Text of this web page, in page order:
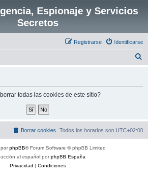
Espionaje y Servicios
Secretos
Identificarse
Registrarse
todas las cookies de este sitio?
Todos los horarios son UTC+02:00
Borrar cookies
porphpBB® Forum Software © phpBB Limited
al español porphpBB España
Privacidad | Condiciones